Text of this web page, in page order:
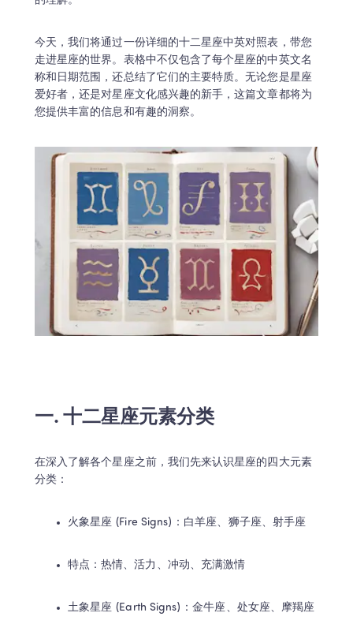
今天，我们将通过一份详细的十二星座中英对照表，带您
走进星座的世界。表格中不仅包含了每个星座的中英文名
称和日期范围，还总结了它们的主要特质。无论您是星座
爱好者，还是对星座文化感兴趣的新手，这篇文章都将为
您提供丰富的信息和有趣的洞察。
一. 十二星座元素分类
在深入了解各个星座之前，我们先来认识星座的四大元素
分类：
火象星座 (Fire Signs)：白羊座、狮子座、射手座
特点：热情、活力、冲动、充满激情
土象星座 (Earth Signs)：金牛座、处女座、摩羯座